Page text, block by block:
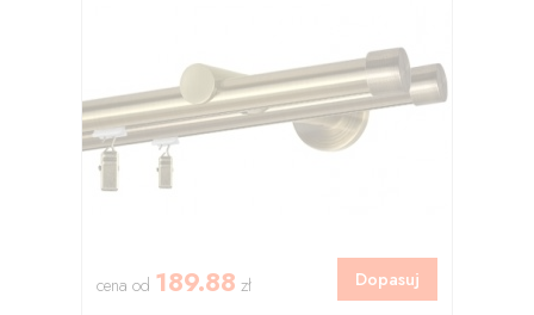
cena od 189.88 zł Dopasuj